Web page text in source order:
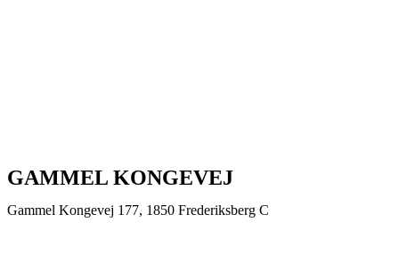
GAMMEL KONGEVEJ
Gammel Kongevej 177, 1850 Frederiksberg C